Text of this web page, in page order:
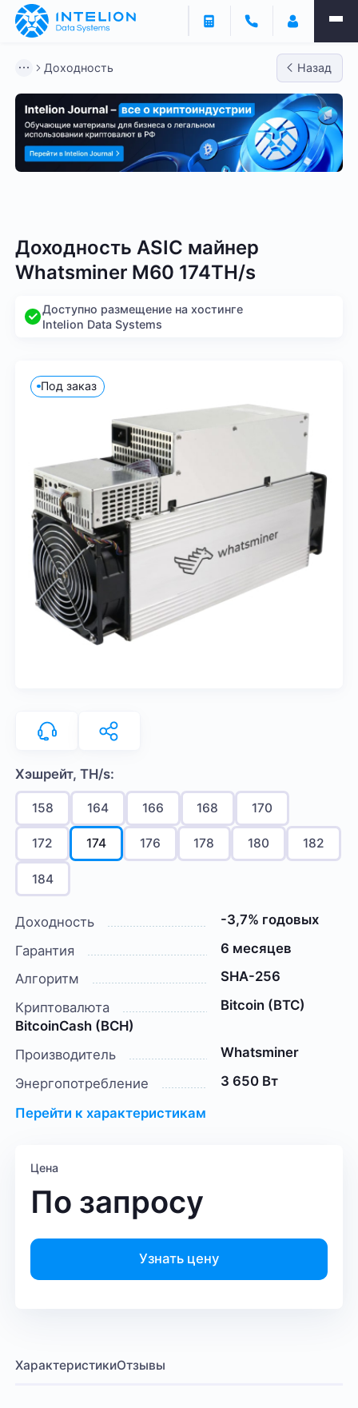
Доходность Назад
Доходность ASIC майнер
Whatsminer M60 174TH/s
Доступно размещение на хостинге
Intelion Data Systems
Под заказ
Хэшрейт, TH/s:
158 164 166 168 170
172 174 176 178 180 182
184
Доходность
-3,7% годовых
Гарантия
6 месяцев
Алгоритм
SHA-256
Криптовалюта
Bitcoin (BTC)
BitcoinCash (BCH)
Производитель
Whatsminer
Энергопотребление
3 650 Вт
Перейти к характеристикам
Цена
По запросу
Узнать цену
ХарактеристикиОтзывы